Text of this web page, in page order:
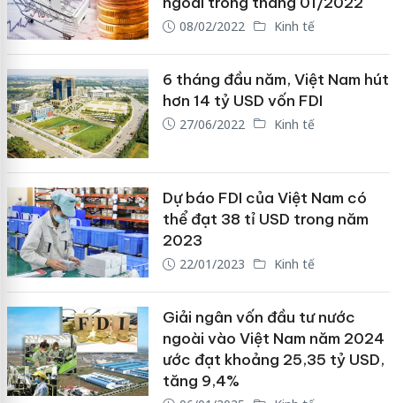
08/02/2022 Kinh tế
6 tháng đầu năm, Việt Nam hút
hơn 14 tỷ USD vốn FDI
27/06/2022 Kinh tế
Dự báo FDI của Việt Nam có
thể đạt 38 tỉ USD trong năm
2023
22/01/2023 Kinh tế
Giải ngân vốn đầu tư nước
ngoài vào Việt Nam năm 2024
ước đạt khoảng 25,35 tỷ USD,
tăng 9,4%